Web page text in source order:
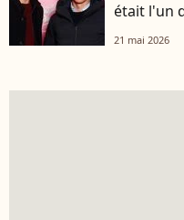
était l'un
21 mai 2026